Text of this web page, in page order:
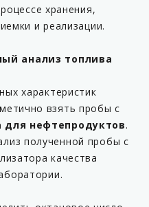
хранения,
и реализации.
анализ топлива
характеристик
взять пробы с
для нефтепродуктов.
полученной пробы с
качества